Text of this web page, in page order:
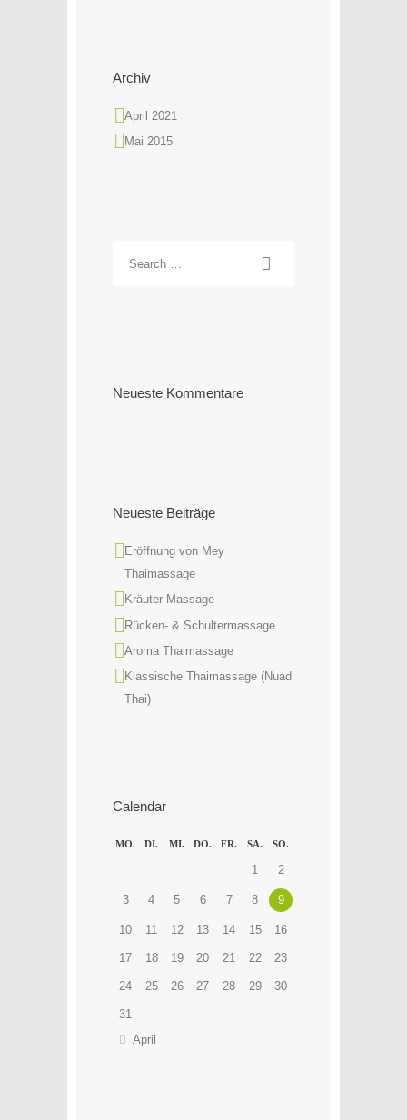
Archiv
April 2021
Mai 2015
Neueste Kommentare
Neueste Beiträge
Eröffnung von Mey
Thaimassage
Kräuter Massage
Rücken- & Schultermassage
Aroma Thaimassage
Klassische Thaimassage (Nuad
Thai)
Calendar
MO. DI. MI. DO. FR. SA. SO.
1 2
3 4 5 6 7 8 9
10 11 12 13 14 15 16
17 18 19 20 21 22 23
24 25 26 27 28 29 30
31
April